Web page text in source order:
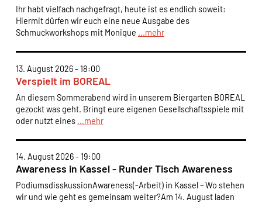
Ihr habt vielfach nachgefragt, heute ist es endlich soweit:
Hiermit dürfen wir euch eine neue Ausgabe des
Schmuckworkshops mit Monique ...mehr
13. August 2026 - 18:00
Verspielt im BOREAL
An diesem Sommerabend wird in unserem Biergarten BOREAL
gezockt was geht. Bringt eure eigenen Gesellschaftsspiele mit
oder nutzt eines ...mehr
14. August 2026 - 19:00
Awareness in Kassel - Runder Tisch Awareness
PodiumsdisskussionAwareness(-Arbeit) in Kassel – Wo stehen
wir und wie geht es gemeinsam weiter?Am 14. August laden